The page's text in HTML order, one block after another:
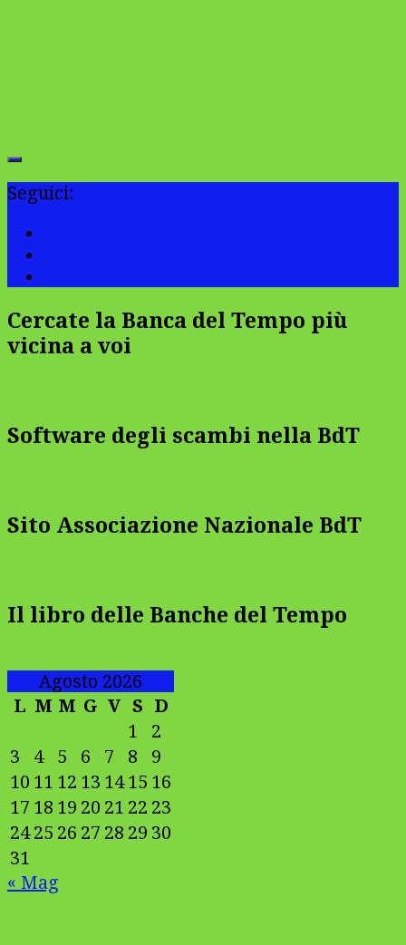
Seguici:
Cercate la Banca del Tempo più
vicina a voi
Software degli scambi nella BdT
Sito Associazione Nazionale BdT
Il libro delle Banche del Tempo
Agosto 2026
L M M G V S D
1
2
3
4 5 6 7 8
9
10 11 12 13 14 15 16
17 18 19 20 21 22 23
24 25 26 27 28 29 30
31
« Mag